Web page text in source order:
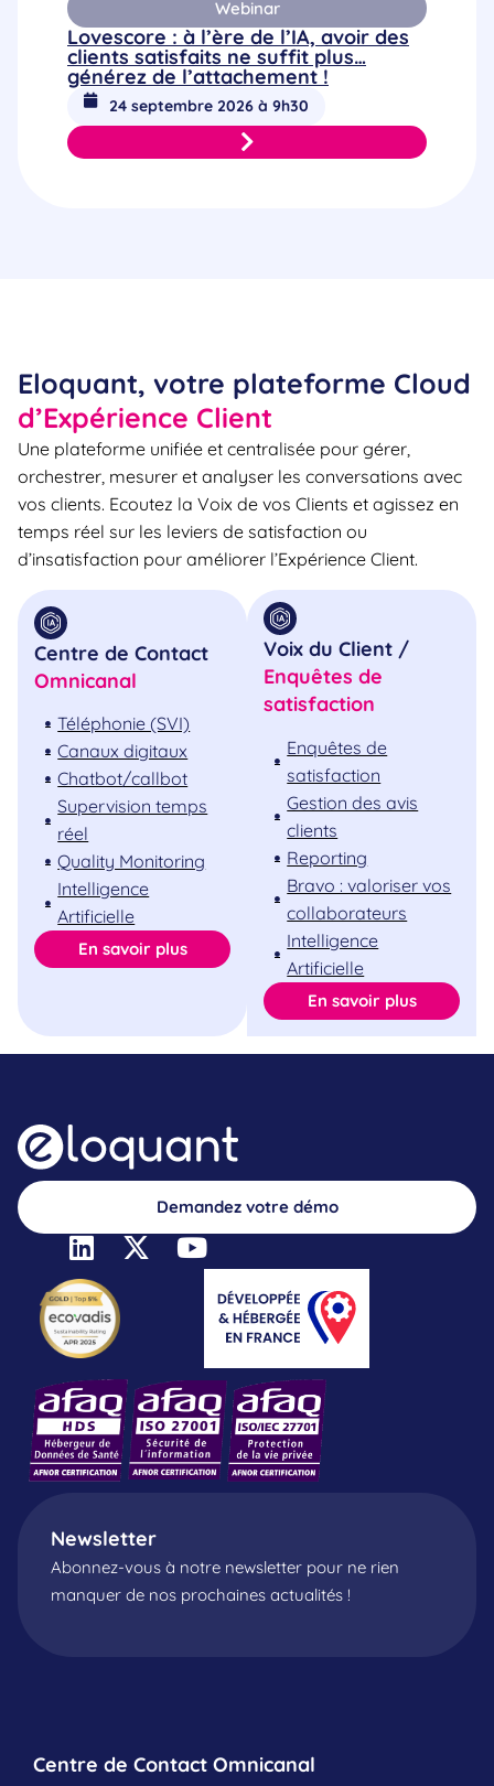
Webinar
Lovescore : à l’ère de l’IA, avoir des
clients satisfaits ne suffit plus…
générez de l’attachement !
24 septembre 2026 à 9h30
Eloquant, votre plateforme Cloud
d’Expérience Client
Une plateforme unifiée et centralisée pour gérer,
orchestrer, mesurer et analyser les conversations avec
vos clients. Ecoutez la Voix de vos Clients et agissez en
temps réel sur les leviers de satisfaction ou
d’insatisfaction pour améliorer l’Expérience Client.
Centre de Contact
Omnicanal
Téléphonie (SVI)
Canaux digitaux
Chatbot/callbot
Supervision temps
réel
Quality Monitoring
Intelligence
Artificielle
En savoir plus
Voix du Client /
Enquêtes de
satisfaction
Enquêtes de
satisfaction
Gestion des avis
clients
Reporting
Bravo : valoriser vos
collaborateurs
Intelligence
Artificielle
En savoir plus
Demandez votre démo
Newsletter
Abonnez-vous à notre newsletter pour ne rien
manquer de nos prochaines actualités !
Centre de Contact Omnicanal